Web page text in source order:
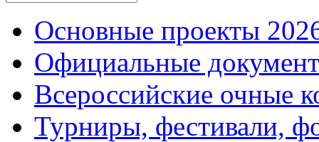
Основные проекты
Официальные
Всероссийские очные
Турниры, фестивали,